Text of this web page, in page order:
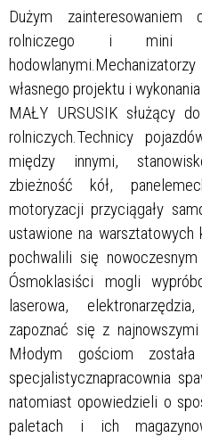
Dużym
rolniczego i mini
własnego projektu i
MAŁY URSUSIK służący
rolniczych.Technicy
między innymi,
zbieżność kół,
motoryzacji przyciągały
ustawione na warsztatowych
pochwalili się
Ósmoklasiści mogli
laserowa,
zapoznać się z
Młodym gościom
specjalistycznapracownia
natomiast opowiedzieli o
paletach i ich